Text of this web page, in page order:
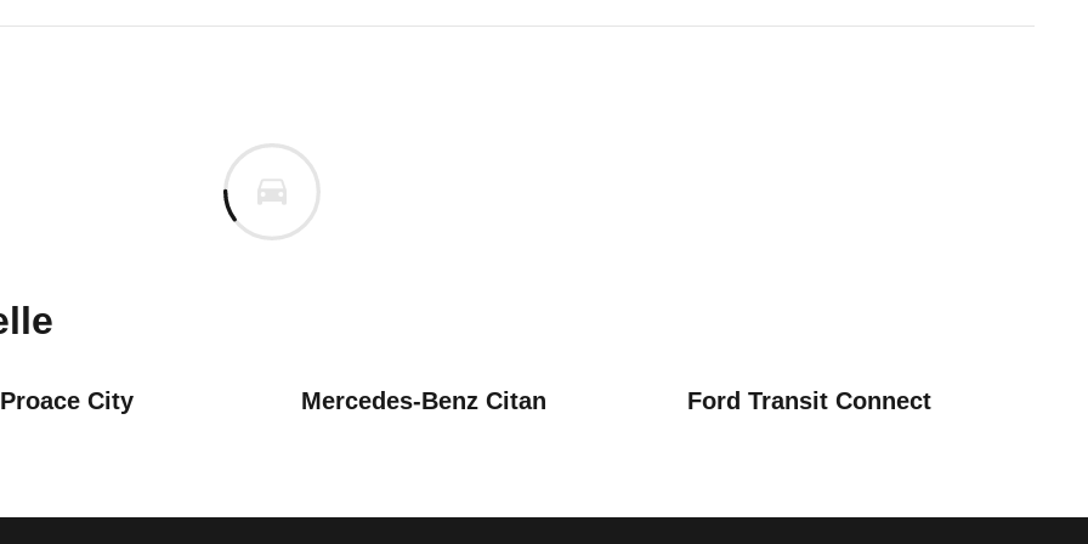
Lassen Sie uns gerne wissen, wenn Sie Probleme mit Ihrem Fahrzeug haben. Ihre
City Mercedes-Benz Citan Ford Transit Connect